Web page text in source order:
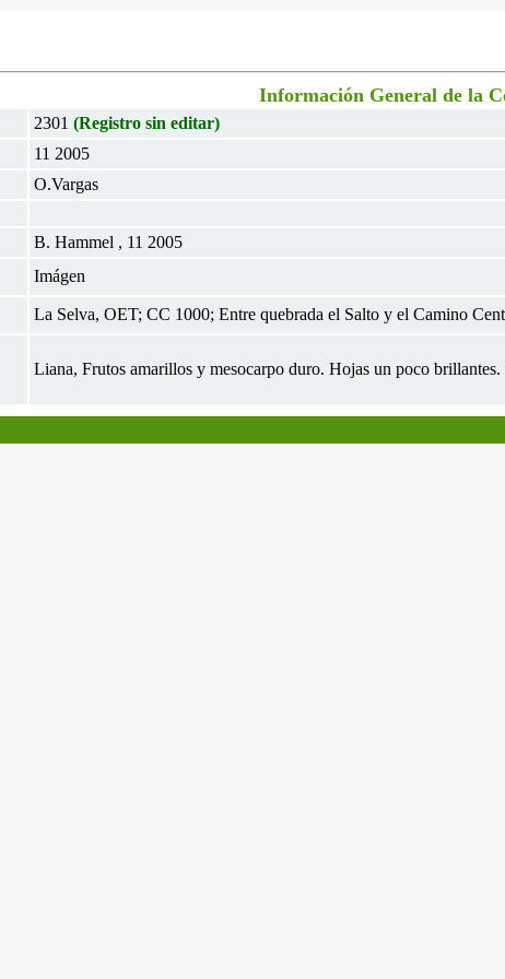
Información General de la
2301 (Registro sin editar)
11 2005
O.Vargas
B. Hammel , 11 2005
Imágen
La Selva, OET; CC 1000; Entre quebrada el Salto y el Camino
Liana, Frutos amarillos y mesocarpo duro. Hojas un poco